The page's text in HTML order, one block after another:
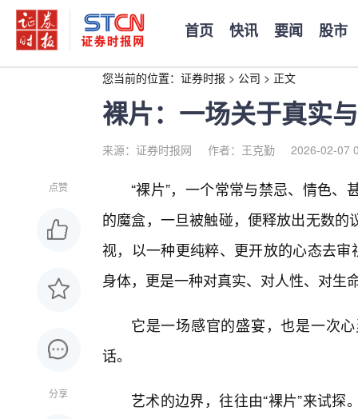
首页 快讯 要闻 股市
您当前的位置： 证券时报 > 公司 > 正文
裸片：一场关于真实
来源：证券时报网 作者：王克勤 2026-02-07
点赞
分享
“裸片”，一个常常与禁忌、情色
的魔盒，一旦被触碰，便释放出无数
视，以一种更纯粹、更开放的心态去
身体，更是一种对真实、对人性、对生
它是一场感官的盛宴，也是一次
话。
艺术的边界，往往由“裸片”来试